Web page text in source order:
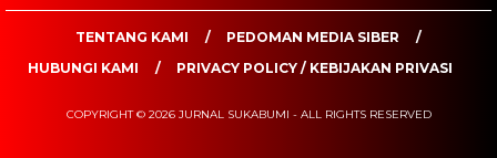
TENTANG KAMI
PEDOMAN MEDIA SIBER
HUBUNGI KAMI
PRIVACY POLICY / KEBIJAKAN PRIVASI
COPYRIGHT © 2026 JURNAL SUKABUMI - ALL RIGHTS RESERVED